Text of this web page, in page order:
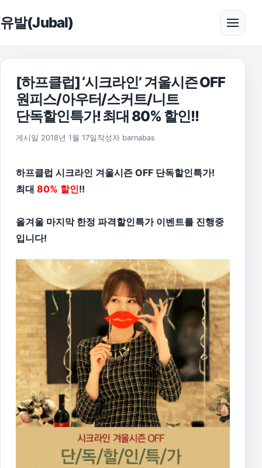
유발(Jubal) 메뉴
[하프클럽] ‘시크라인’ 겨울시즌 OFF
원피스/아우터/스커트/니트
단독할인특가! 최대 80% 할인!!
게시일 2018년 1월 17일 작성자 barnabas
하프클럽 시크라인 겨울시즌 OFF 단독할인특가!
최대 80% 할인!!
올겨울 마지막 한정 파격할인특가 이벤트를 진행중
입니다!